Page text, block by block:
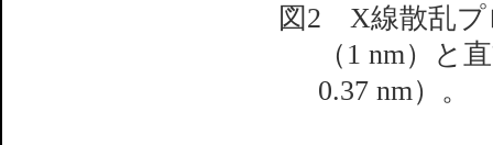
図2 X線散乱プ
（1 nm）と
0.37 nm）。